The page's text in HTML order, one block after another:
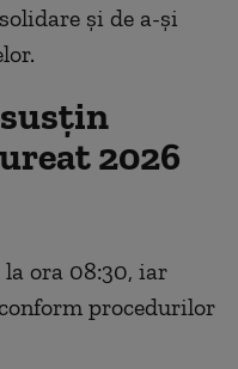
și de a-și
2026
la ora 08:30, iar
procedurilor